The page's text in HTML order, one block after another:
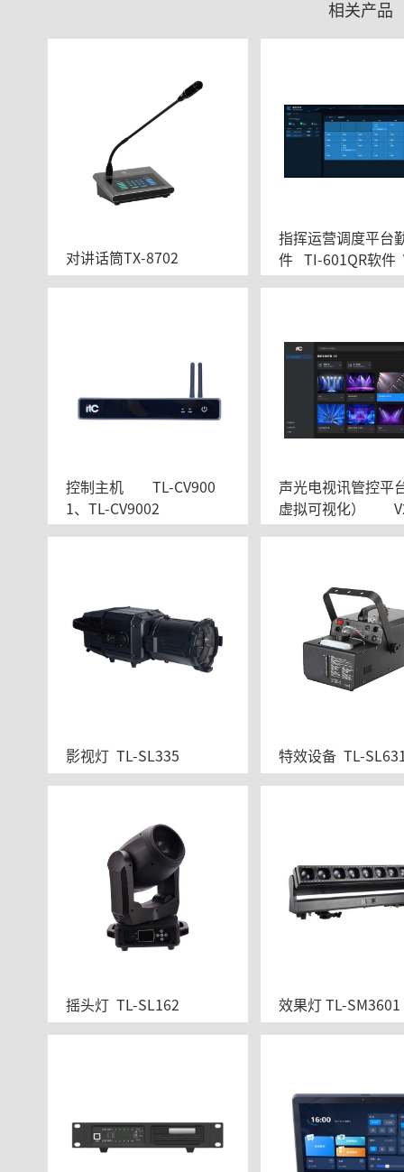
相关产品
对讲话筒TX-8702
指挥运营调度平台
件   TI-601QR软件
9
控制主机	TL-CV900
1、TL-CV9002
声光电视讯管控平
虚
影视灯  TL-SL335 特效设备  TL-
摇头灯  TL-SL162 效果灯 TL-SM3601